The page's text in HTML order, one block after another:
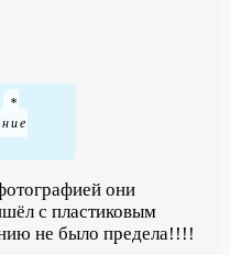
они
с пластиковым
не было предела!!!!